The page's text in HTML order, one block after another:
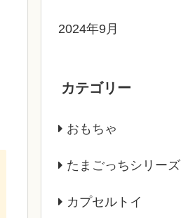
2024年9月
カテゴリー
おもちゃ
たまごっちシリーズ
カプセルトイ